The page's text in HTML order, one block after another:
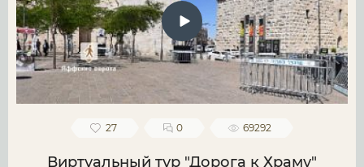
27 0 69292
Виртуальный тур "Дорога к Храму"